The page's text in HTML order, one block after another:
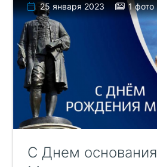
25 января 2023 1 фото
С Днем основания